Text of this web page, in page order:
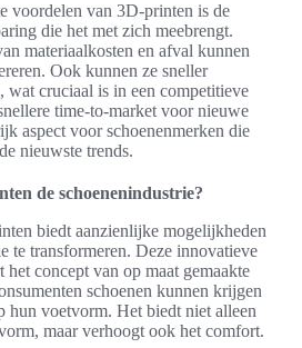
voordelen van 3D-printen is de
die het met zich meebrengt.
materiaalkosten en afval kunnen
Ook kunnen ze sneller
cruciaal is in een competitieve
time-to-market voor nieuwe
aspect voor schoenenmerken die
nieuwste trends.
de schoenenindustrie?
biedt aanzienlijke mogelijkheden
te transformeren. Deze innovatieve
concept van op maat gemaakte
schoenen kunnen krijgen
hun voetvorm. Het biedt niet alleen
maar verhoogt ook het comfort.